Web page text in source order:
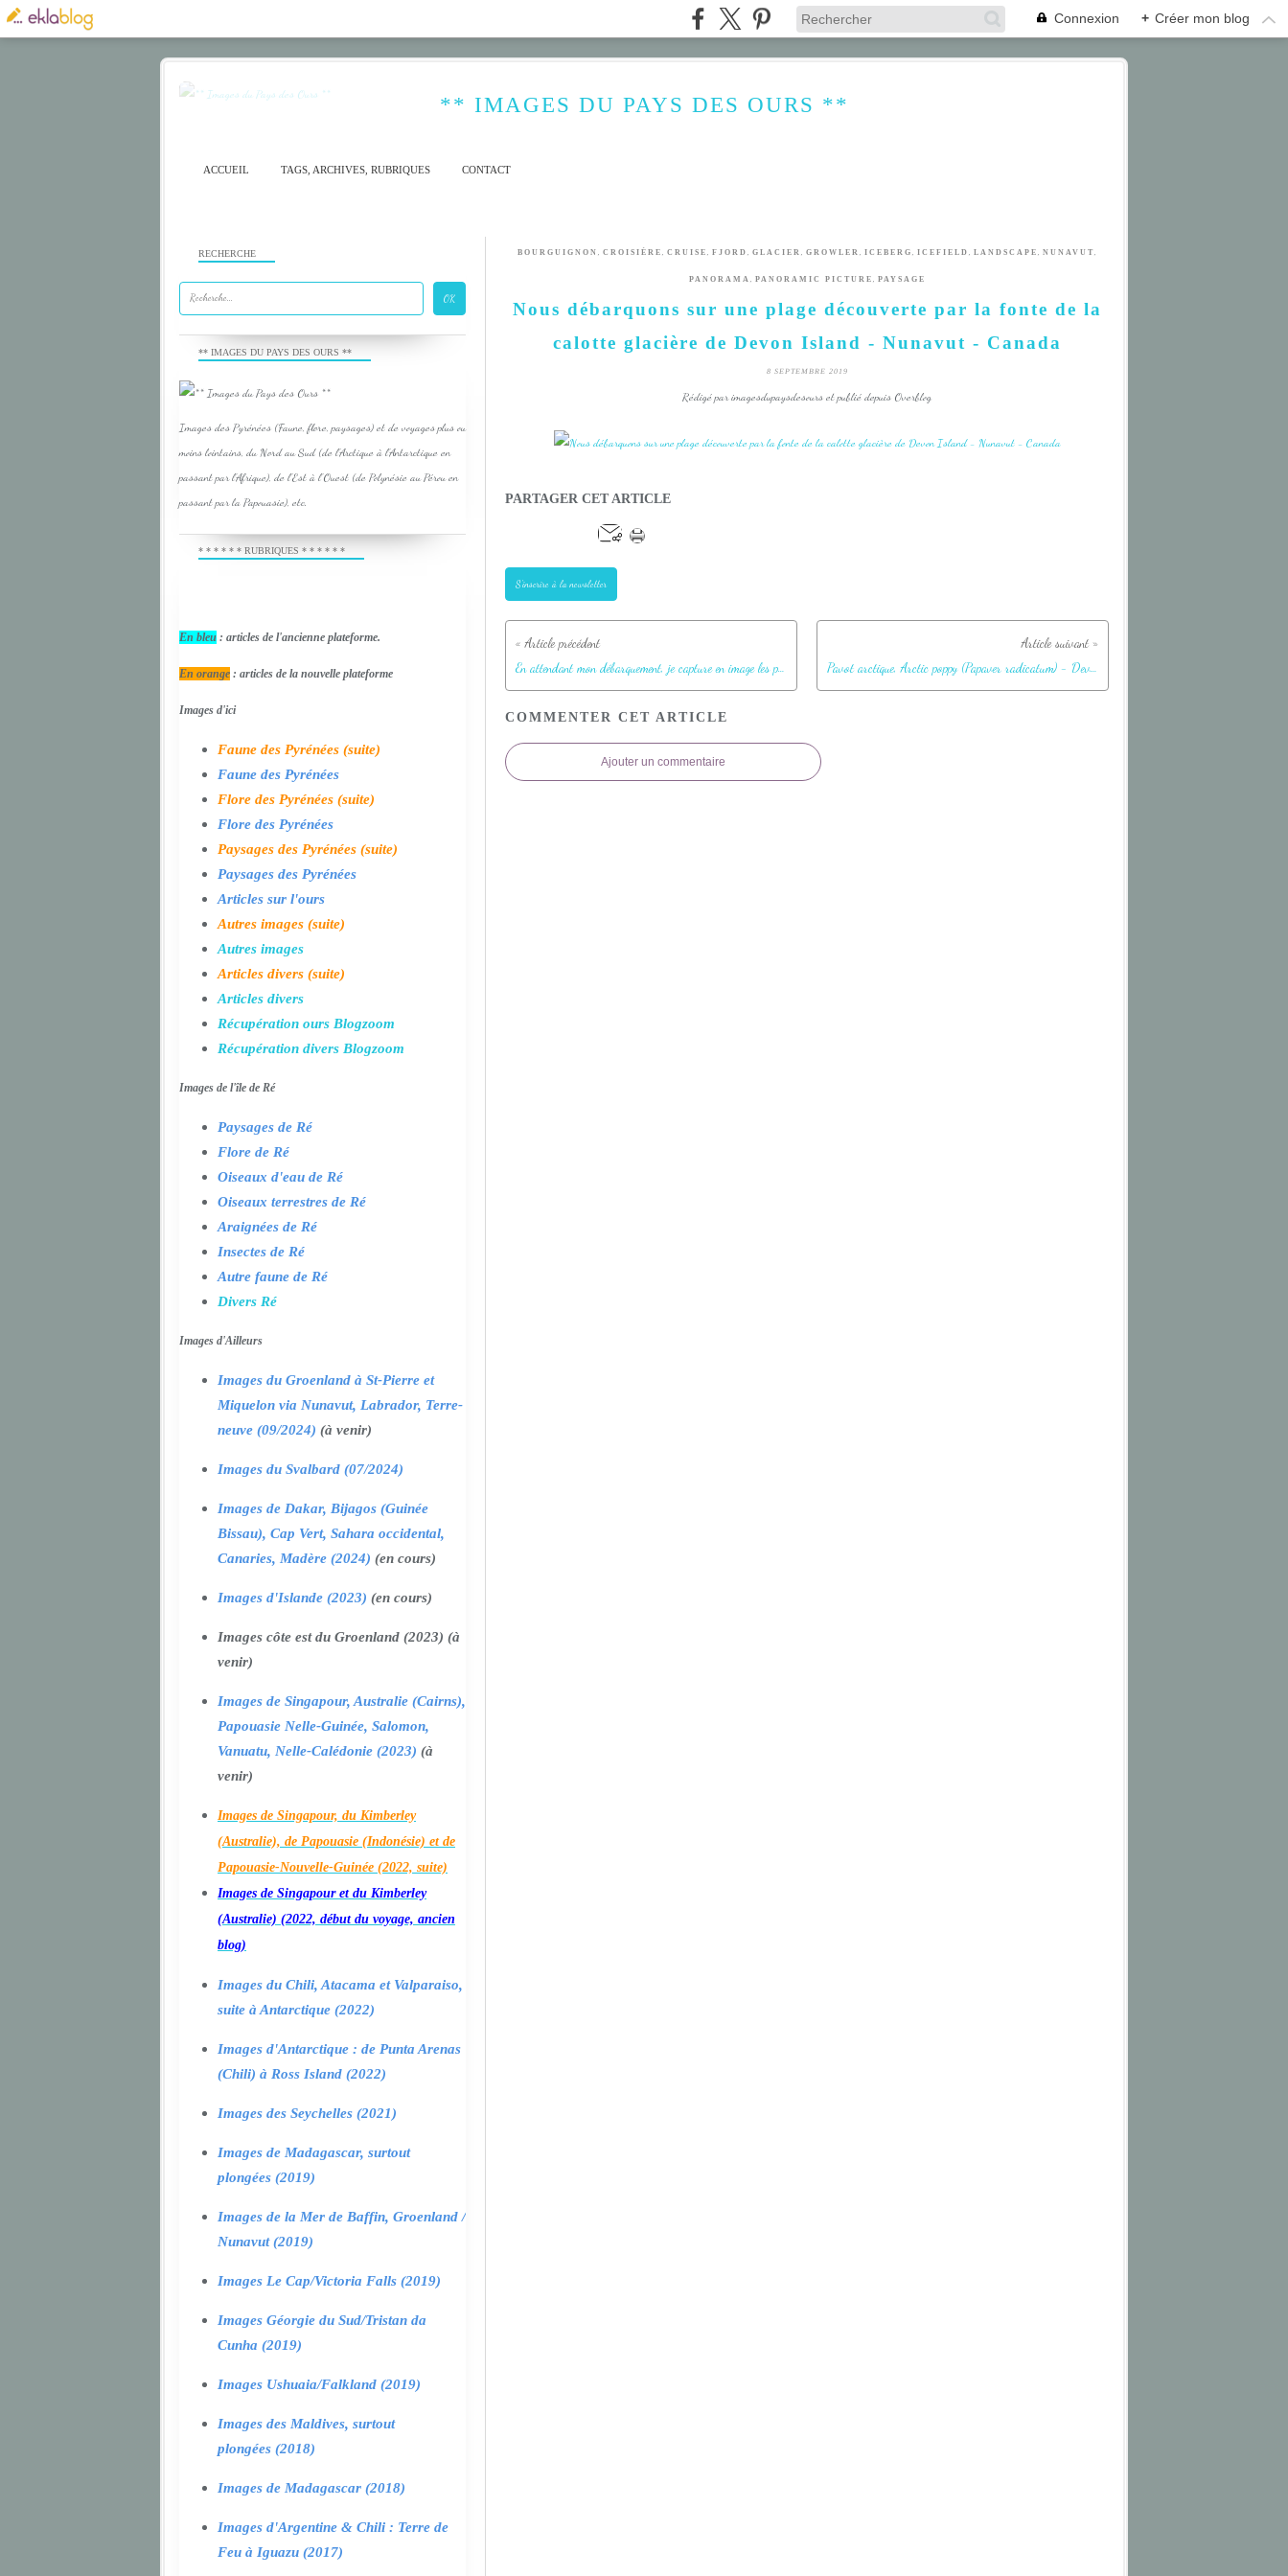
Connexion + Créer mon blog
** IMAGES DU PAYS DES OURS **
ACCUEIL TAGS, ARCHIVES, RUBRIQUES CONTACT
BOURGUIGNON , CROISIÈRE , CRUISE , FJORD , GLACIER , GROWLER , ICEBERG , ICEFIELD , LANDSCAPE , NUNAVUT,
PANORAMA , PANORAMIC PICTURE , PAYSAGE
Nous débarquons sur une plage découverte par la fonte de la
calotte glacière de Devon Island - Nunavut - Canada
8 SEPTEMBRE 2019
Rédigé par imagesdupaysdesours et publié depuis Overblog
PARTAGER CET ARTICLE
S'inscrire à la newsletter
En attendant mon débarquement, je capture en image les plus beaux "glaçons" qui défilent - Devon Island - Nunavut - Canada Pavot arctique, Arctic poppy (Papaver radicatum) - Devon Island - Nunavut - Canada
COMMENTER CET ARTICLE
Ajouter un commentaire
RECHERCHE
** IMAGES DU PAYS DES OURS **
Images des Pyrénées (Faune, flore, paysages) et de voyages plus ou
moins lointains, du Nord au Sud (de l'Arctique à l'Antarctique en
passant par l'Afrique), de l'Est à l'Ouest (de Polynésie au Pérou en
passant par la Papouasie), etc.
* * * * * * RUBRIQUES * * * * * *
En bleu : articles de l'ancienne plateforme.
En orange : articles de la nouvelle plateforme
Images d'ici
Faune des Pyrénées (suite)
Faune des Pyrénées
Flore des Pyrénées (suite)
Flore des Pyrénées
Paysages des Pyrénées (suite)
Paysages des Pyrénées
Articles sur l'ours
Autres images (suite)
Autres images
Articles divers (suite)
Articles divers
Récupération ours Blogzoom
Récupération divers Blogzoom
Images de l'île de Ré
Paysages de Ré
Flore de Ré
Oiseaux d'eau de Ré
Oiseaux terrestres de Ré
Araignées de Ré
Insectes de Ré
Autre faune de Ré
Divers Ré
Images d'Ailleurs
Images du Groenland à St-Pierre et
Miquelon via Nunavut, Labrador, Terre-
neuve (09/2024) (à venir)
Images du Svalbard (07/2024)
Images de Dakar, Bijagos (Guinée
Bissau), Cap Vert, Sahara occidental,
Canaries, Madère (2024) (en cours)
Images d'Islande (2023) (en cours)
Images côte est du Groenland (2023) (à
venir)
Images de Singapour, Australie (Cairns),
Papouasie Nelle-Guinée, Salomon,
Vanuatu, Nelle-Calédonie (2023) (à
venir)
Images de Singapour, du Kimberley
(Australie), de Papouasie (Indonésie) et de
Papouasie-Nouvelle-Guinée (2022, suite)
Images de Singapour et du Kimberley
(Australie) (2022, début du voyage, ancien
blog)
Images du Chili, Atacama et Valparaiso,
suite à Antarctique (2022)
Images d'Antarctique : de Punta Arenas
(Chili) à Ross Island (2022)
Images des Seychelles (2021)
Images de Madagascar, surtout
plongées (2019)
Images de la Mer de Baffin, Groenland /
Nunavut (2019)
Images Le Cap/Victoria Falls (2019)
Images Géorgie du Sud/Tristan da
Cunha (2019)
Images Ushuaia/Falkland (2019)
Images des Maldives, surtout
plongées (2018)
Images de Madagascar (2018)
Images d'Argentine & Chili : Terre de
Feu à Iguazu (2017)